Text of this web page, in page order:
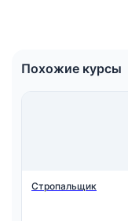
Похожие курсы
Стропальщик